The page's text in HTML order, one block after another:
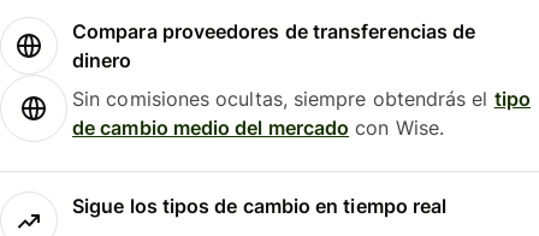
Compara proveedores de transferencias de
dinero
Sin comisiones ocultas, siempre obtendrás el tipo
de cambio medio del mercado con Wise.
Sigue los tipos de cambio en tiempo real